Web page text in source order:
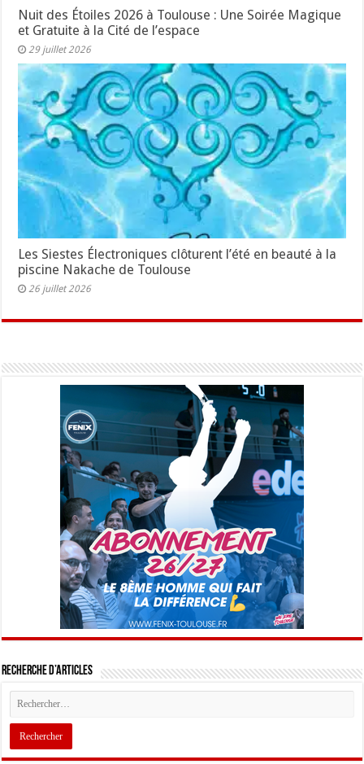
Nuit des Étoiles 2026 à Toulouse : Une Soirée Magique
et Gratuite à la Cité de l’espace
29 juillet 2026
Les Siestes Électroniques clôturent l’été en beauté à la
piscine Nakache de Toulouse
26 juillet 2026
Recherche d’articles